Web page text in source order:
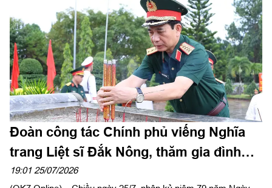
Bộ Chính trị, Phó Thủ tướng Chính phủ, Bộ trưởng Bộ Quốc
phòng; Trung tướng Lê Xuân Thế, Ủy viên Ban Chấp hành
Trung ương Đảng, Ủy viên Quân ủy Trung ương, Phó Bí thư
Đảng ủy, Tư lệnh Quân khu 7.
Đoàn công tác Chính phủ viếng Nghĩa
trang Liệt sĩ Đắk Nông, thăm gia đình
chính sách tại xã Nhân Cơ
19:01 25/07/2026